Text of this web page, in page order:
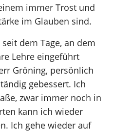
immer Trost und
im Glauben sind.
dem Tage, an dem
Lehre eingeführt
Gröning, persönlich
gebessert. Ich
zwar immer noch in
kann ich wieder
Ich gehe wieder auf